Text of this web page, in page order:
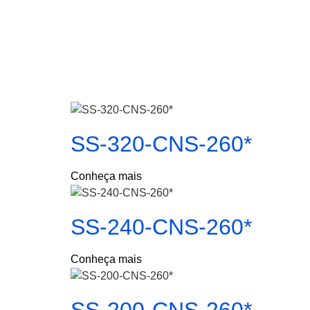
SS-320-CNS-260*
Conheça mais
SS-240-CNS-260*
Conheça mais